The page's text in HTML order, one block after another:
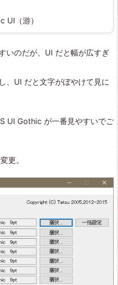
UI（游）
いのだが、UI だと幅が広すぎ
、UI だと文字がぼやけて見に
UI Gothic が一番見やすいでご
更。